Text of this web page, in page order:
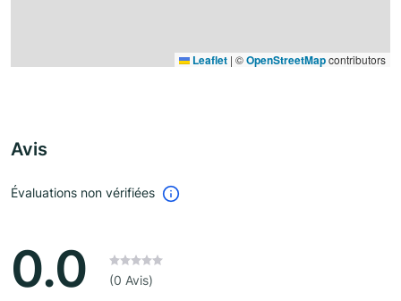
Leaflet | ©OpenStreetMapcontributors
Avis
Évaluations non vérifiées
0.0 (0 Avis)